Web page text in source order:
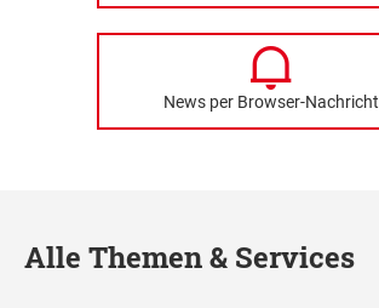
News per Browser-Nachricht
Alle Themen & Services